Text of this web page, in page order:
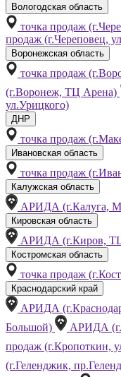
Вологодская область
точка продаж
продаж (г.Череповец,
Воронежская область
точка продаж
(г.Воронеж, ТЦ Арена)
ул.Урицкого)
ДНР
точка продаж
Ивановская область
точка продаж
Калужская область
АРИДА (г.Калуга,
Кировская область
АРИДА (г.Киров, ТЦ
Костромская область
точка продаж
Краснодарский край
АРИДА
Большой)
АРИДА
продаж (г.Кропоткин,
(г.Геленджик,